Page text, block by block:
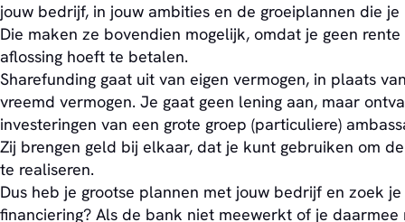
jouw bedrijf, in jouw ambities en de groeiplannen die je
Die maken ze bovendien mogelijk, omdat je geen rente
aflossing hoeft te betalen.
Sharefunding gaat uit van eigen vermogen, in plaats
vreemd vermogen. Je gaat geen lening aan, maar
investeringen van een grote groep (particuliere)
Zij brengen geld bij elkaar, dat je kunt gebruiken om
te realiseren.
Dus heb je grootse plannen met jouw bedrijf en zoek
financiering? Als de bank niet meewerkt of je daarmee